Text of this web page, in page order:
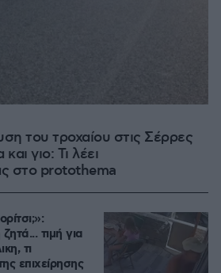
του τροχαίου στις Σέρρες
γιο: Τι λέει
στο protothema
τιμή για
τι
επιχείρησης